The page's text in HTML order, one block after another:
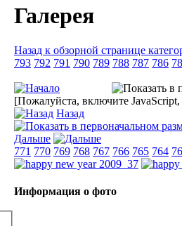
Галерея
Назад к обзорной странице
793 792 791 790 789 788 787 786
[Пожалуйста, включите
Назад
Дальше
771 770 769 768 767 766 765 764
Информация о фото